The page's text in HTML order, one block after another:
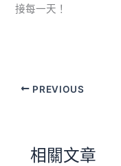
接每一天！
PREVIOUS
相關文章